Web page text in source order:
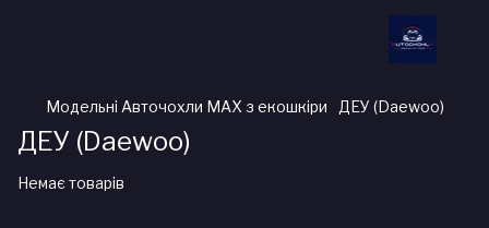
Модельні Авточохли MAX з екошкіри ДЕУ (Daewoo)
ДЕУ (Daewoo)
Немає товарів